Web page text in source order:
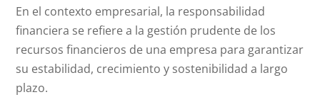
En el contexto empresarial, la responsabilidad
financiera se refiere a la gestión prudente de los
recursos financieros de una empresa para garantizar
su estabilidad, crecimiento y sostenibilidad a largo
plazo.